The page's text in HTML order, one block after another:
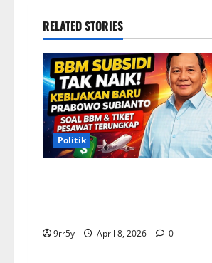
RELATED STORIES
Politik
9rr5y April 8, 2026 0